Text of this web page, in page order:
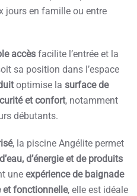
jours en famille ou entre
accès facilite l’entrée et la
sa position dans l’espace
optimise la surface de
et confort, notamment
débutants.
, la piscine Angélite permet
d’énergie et de produits
une expérience de baignade
et fonctionnelle, elle est idéale